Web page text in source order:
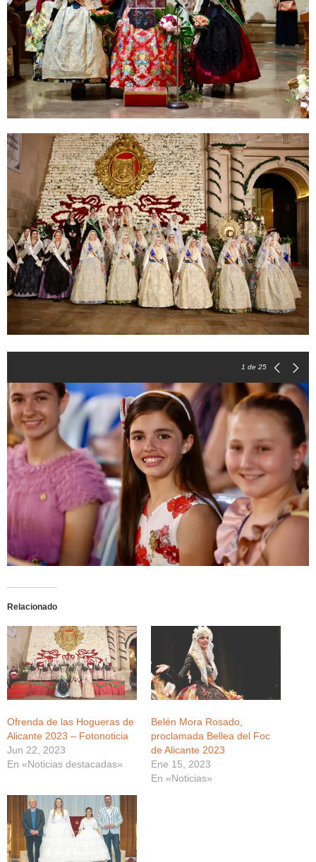
1 de 25
Relacionado
Ofrenda de las Hogueras de
Alicante 2023 – Fotonoticia
Jun 22, 2023
En «Noticias destacadas»
Belén Mora Rosado,
proclamada Bellea del Foc
de Alicante 2023
Ene 15, 2023
En «Noticias»